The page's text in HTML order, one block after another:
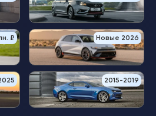
₽ Новые 2026
2015-2019